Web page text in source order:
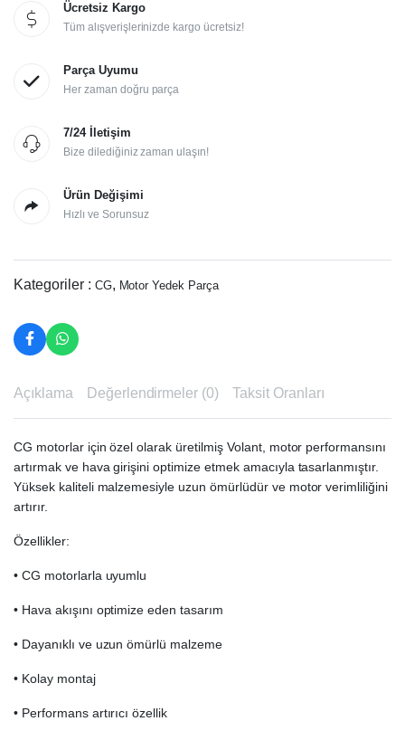
Ücretsiz Kargo
Tüm alışverişlerinizde kargo ücretsiz!
Parça Uyumu
Her zaman doğru parça
7/24 İletişim
Bize dilediğiniz zaman ulaşın!
Ürün Değişimi
Hızlı ve Sorunsuz
Kategoriler : CG, Motor Yedek Parça
Açıklama Değerlendirmeler (0) Taksit Oranları
CG motorlar için özel olarak üretilmiş Volant, motor performansını
artırmak ve hava girişini optimize etmek amacıyla tasarlanmıştır.
Yüksek kaliteli malzemesiyle uzun ömürlüdür ve motor verimliliğini
artırır.
Özellikler:
• CG motorlarla uyumlu
• Hava akışını optimize eden tasarım
• Dayanıklı ve uzun ömürlü malzeme
• Kolay montaj
• Performans artırıcı özellik